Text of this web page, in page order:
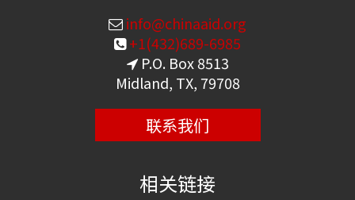
info@chinaaid.org
+1(432)689-6985
P.O. Box 8513
Midland, TX, 79708
联系我们
相关链接